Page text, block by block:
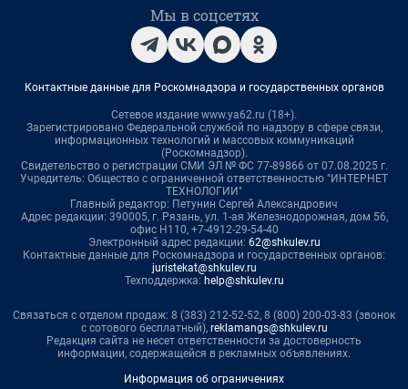
Мы в соцсетях
Контактные данные для Роскомнадзора и государственных органов
Сетевое издание www.ya62.ru (18+).
Зарегистрировано Федеральной службой по надзору в сфере связи,
информационных технологий и массовых коммуникаций
(Роскомнадзор).
Свидетельство о регистрации СМИ ЭЛ № ФС 77-89866 от 07.08.2025 г.
Учредитель: Общество с ограниченной ответственностью "ИНТЕРНЕТ
ТЕХНОЛОГИИ"
Главный редактор: Петунин Сергей Александрович
Адрес редакции: 390005, г. Рязань, ул. 1-ая Железнодорожная, дом 56,
офис Н110, +7-4912-29-54-40
Электронный адрес редакции: 62@shkulev.ru
Контактные данные для Роскомнадзора и государственных органов:
juristekat@shkulev.ru
Техподдержка: help@shkulev.ru
Связаться с отделом продаж: 8 (383) 212-52-52, 8 (800) 200-03-83 (звонок
с сотового бесплатный), reklamangs@shkulev.ru
Редакция сайта не несет ответственности за достоверность
информации, содержащейся в рекламных объявлениях.
Информация об ограничениях